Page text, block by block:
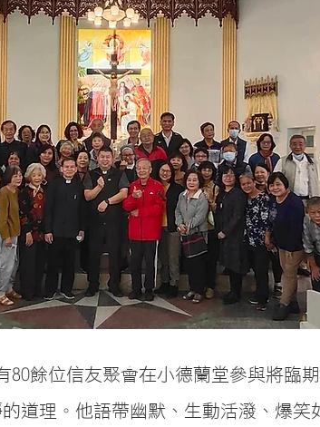
80餘位信友聚會在小德蘭堂參與將臨
道理。他語帶幽默、生動活潑、爆笑